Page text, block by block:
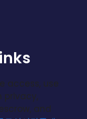
access, use
privacy,
and